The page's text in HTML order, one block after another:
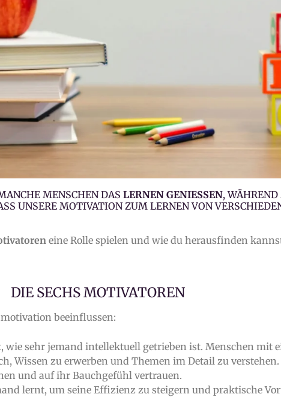
MENSCHEN DAS LERNEN GENIESSEN , WÄHREND
UNSERE MOTIVATION ZUM LERNEN VON
eine Rolle spielen und wie du herausfinden
DIE SECHS MOTIVATOREN
beeinflussen:
wie sehr jemand intellektuell getrieben ist. Menschen mit
Wissen zu erwerben und Themen im Detail zu verstehen.
und auf ihr Bauchgefühl vertrauen.
lernt, um seine Effizienz zu steigern und praktische